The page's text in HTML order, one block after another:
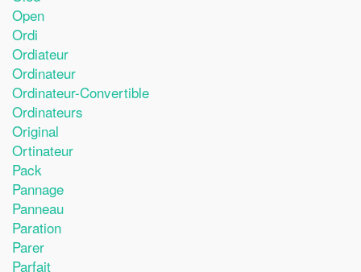
Open
Ordi
Ordiateur
Ordinateur
Ordinateur-Convertible
Ordinateurs
Original
Ortinateur
Pack
Pannage
Panneau
Paration
Parer
Parfait